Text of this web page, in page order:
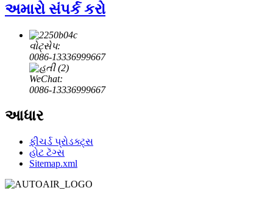
અમારો સંપર્ક કરો
વોટ્સેપ:
0086-13336999667
WeChat:
0086-13336999667
આધાર
ફીચર્ડ પ્રોડક્ટ્સ
હોટ ટૅગ્સ
Sitemap.xml